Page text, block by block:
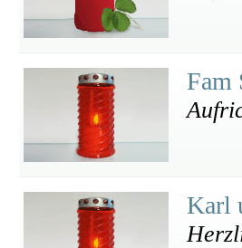
Fam
Karl